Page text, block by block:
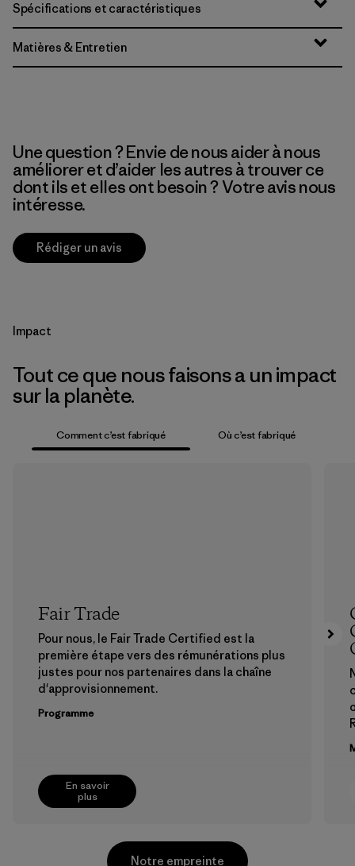
Spécifications et caractéristiques
Matières & Entretien
Une question ? Envie de nous aider à nous
améliorer et d’aider les autres à trouver ce
dont ils et elles ont besoin ? Votre avis nous
intéresse.
Rédiger un avis
Impact
Tout ce que nous faisons a un impact
sur la planète.
Comment c’est fabriqué Où c’est fabriqué
En savoir
plus
Fair Trade
Pour nous, le Fair Trade Certified est la
première étape vers des rémunérations plus
justes pour nos partenaires dans la chaîne
d'approvisionnement.
Programme
Notre empreinte